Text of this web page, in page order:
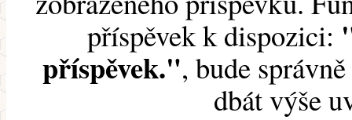
příspěvek k dispozici:
příspěvek.", bude
dbát výše